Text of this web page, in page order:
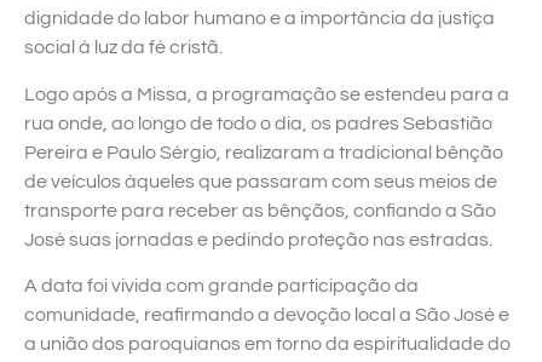
dignidade do labor humano e a importância da justiça
social à luz da fé cristã.
Logo após a Missa, a programação se estendeu para a
rua onde, ao longo de todo o dia, os padres Sebastião
Pereira e Paulo Sérgio, realizaram a tradicional bênção
de veículos àqueles que passaram com seus meios de
transporte para receber as bênçãos, confiando a São
José suas jornadas e pedindo proteção nas estradas.
A data foi vivida com grande participação da
comunidade, reafirmando a devoção local a São José e
a união dos paroquianos em torno da espiritualidade do